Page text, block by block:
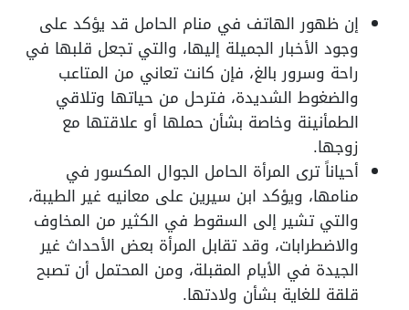
إن ظهور الهاتف في منام الحامل قد يؤكد على
وجود الأخبار الجميلة إليها، والتي تجعل قلبها في
راحة وسرور بالغ، فإن كانت تعاني من المتاعب
والضغوط الشديدة، فترحل من حياتها وتلاقي
الطمأنينة وخاصة بشأن حملها أو علاقتها مع
زوجها.
أحياناً ترى المرأة الحامل الجوال المكسور في
منامها، ويؤكد ابن سيرين على معانيه غير الطيبة،
والتي تشير إلى السقوط في الكثير من المخاوف
والاضطرابات، وقد تقابل المرأة بعض الأحداث غير
الجيدة في الأيام المقبلة، ومن المحتمل أن تصبح
قلقة للغاية بشأن ولادتها.